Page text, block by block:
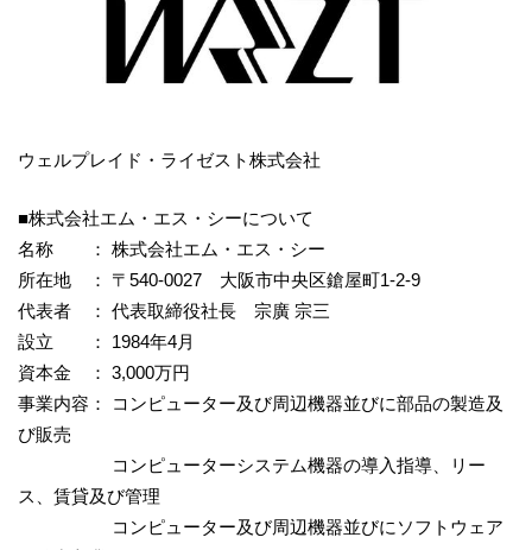
ウェルプレイド・ライゼスト株式会社
■株式会社エム・エス・シーについて
名称 ： 株式会社エム・エス・シー
所在地 ： 〒540-0027 大阪市中央区鎗屋町1-2-9
代表者 ： 代表取締役社長 宗廣 宗三
設立 ： 1984年4月
資本金 ： 3,000万円
事業内容： コンピューター及び周辺機器並びに部品の製造及
び販売
コンピューターシステム機器の導入指導、リー
ス、賃貸及び管理
コンピューター及び周辺機器並びにソフトウェア